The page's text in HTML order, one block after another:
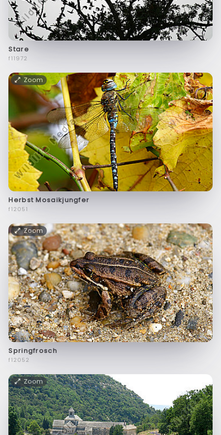
Stare
f11972
Zoom
Herbst Mosaikjungfer
f12051
Zoom
Springfrosch
f12052
Zoom